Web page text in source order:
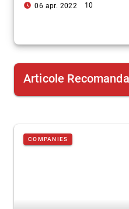
access_time_filled 06 apr. 2022
10
Articole
COMPANIES